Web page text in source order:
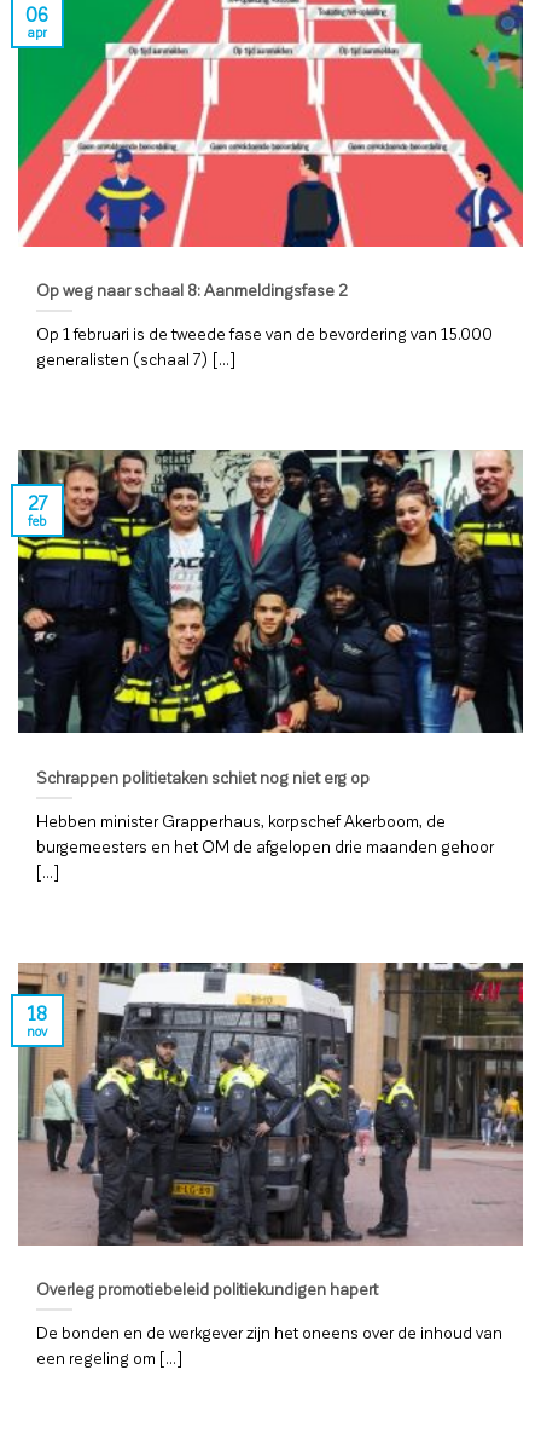
Op weg naar schaal 8: Aanmeldingsfase 2
Op 1 februari is de tweede fase van de bevordering van 15.000
generalisten (schaal 7) [...]
06
apr
Schrappen politietaken schiet nog niet erg op
Hebben minister Grapperhaus, korpschef Akerboom, de
burgemeesters en het OM de afgelopen drie maanden gehoor
[...]
27
feb
Overleg promotiebeleid politiekundigen hapert
De bonden en de werkgever zijn het oneens over de inhoud van
een regeling om [...]
18
nov